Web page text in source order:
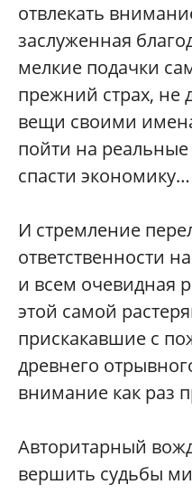
отвлекать
заслуженная
мелкие подачки
прежний страх,
вещи своими
пойти на
спасти экономику…
И стремление
ответственности
и всем очевидная
этой самой
прискакавшие с
древнего
внимание как раз
Авторитарный
вершить судьбы